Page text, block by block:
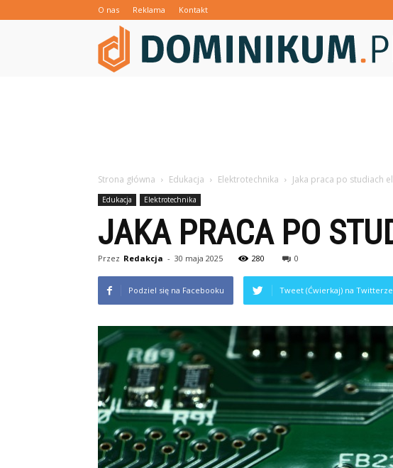
O nas Reklama Kontakt
Strona główna Edukacja Elektrotechnika Jaka praca po studiach
Edukacja Elektrotechnika
JAKA PRACA PO
Przez Redakcja - 30 maja 2025 280 0
Podziel się na Facebooku Tweet (Ćwierkaj) na Twitterze